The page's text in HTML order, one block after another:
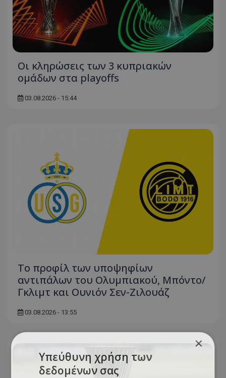
Οι κληρώσεις των 3 κυπριακών
ομάδων στα playoffs
03.08.2026 - 15:44
Το προφίλ των υποψηφίων
αντιπάλων του Ολυμπιακού, Μπόντο/
Γκλιμτ και Ουνιόν Σεν-Ζιλουάζ
03.08.2026 - 13:55
×
Υπεύθυνη χρήση των
δεδομένων σας